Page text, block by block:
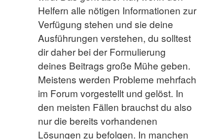
Helfern alle nötigen Informationen zur
Verfügung stehen und sie deine
Ausführungen verstehen, du solltest
dir daher bei der Formulierung
deines Beitrags große Mühe geben.
Meistens werden Probleme mehrfach
im Forum vorgestellt und gelöst. In
den meisten Fällen brauchst du also
nur die bereits vorhandenen
Lösungen zu befolgen. In manchen